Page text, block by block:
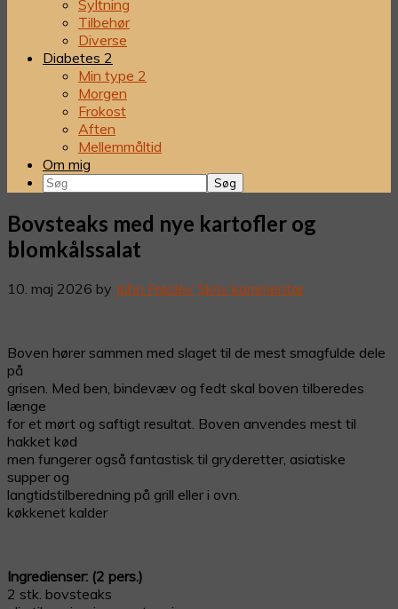
Syltning
Tilbehør
Diverse
Diabetes 2
Min type 2
Morgen
Frokost
Aften
Mellemmåltid
Om mig
Søg
Bovsteaks med nye kartofler og
blomkålssalat
10. maj 2026 by John Frøslev Skriv kommentar
Boven hører sammen med slaget til de mest smagfulde dele
på
grisen. Med ben, bindevæv og fedt skal boven tilberedes
længe
for et mørt og saftigt resultat. Boven anvendes mest til
hakket kød
men fungerer også fantastisk til gryderetter, asiatiske
supper og
langtidstilberedning på grill eller i ovn.
køkkenet kalder
Ingredienser: (2 pers.)
2 stk. bovsteaks